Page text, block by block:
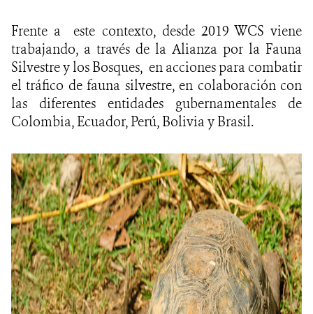
Frente a este contexto, desde 2019 WCS viene
trabajando, a través de la Alianza por la Fauna
Silvestre y los Bosques, en acciones para combatir
el tráfico de fauna silvestre, en colaboración con
las diferentes entidades gubernamentales de
Colombia, Ecuador, Perú, Bolivia y Brasil.